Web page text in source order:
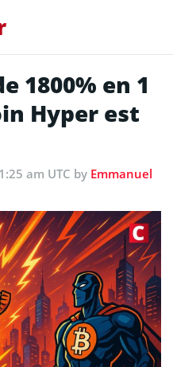
1800% en 1
Hyper est
am UTC by Emmanuel